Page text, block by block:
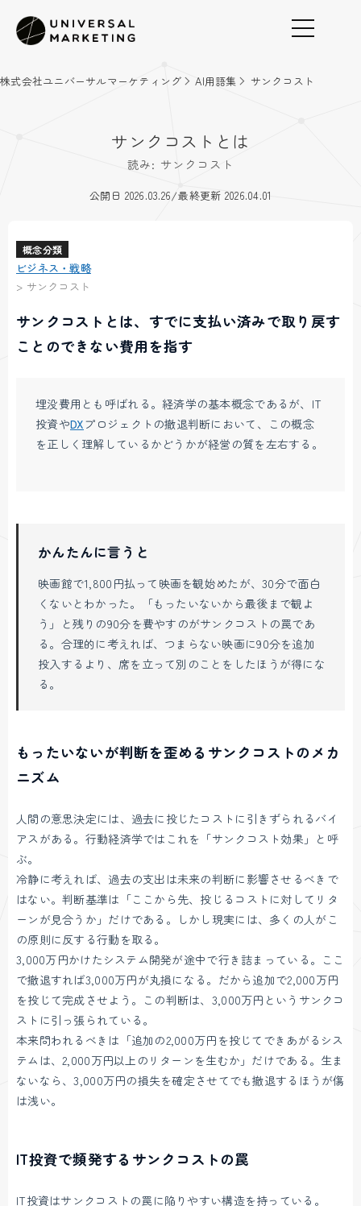
株式会社ユニバーサルマーケティング AI用語集 サンクコスト
サンクコストとは
読み: サンクコスト
公開日 2026.03.26/最終更新 2026.04.01
概念分類
ビジネス・戦略
> サンクコスト
サンクコストとは、すでに支払い済みで取り戻す
ことのできない費用を指す
埋没費用とも呼ばれる。経済学の基本概念であるが、IT
投資やDXプロジェクトの撤退判断において、この概念
を正しく理解しているかどうかが経営の質を左右する。
かんたんに言うと
映画館で1,800円払って映画を観始めたが、30分で面白
くないとわかった。「もったいないから最後まで観よ
う」と残りの90分を費やすのがサンクコストの罠であ
る。合理的に考えれば、つまらない映画に90分を追加
投入するより、席を立って別のことをしたほうが得にな
る。
もったいないが判断を歪めるサンクコストのメカ
ニズム
人間の意思決定には、過去に投じたコストに引きずられるバイ
アスがある。行動経済学ではこれを「サンクコスト効果」と呼
ぶ。
冷静に考えれば、過去の支出は未来の判断に影響させるべきで
はない。判断基準は「ここから先、投じるコストに対してリタ
ーンが見合うか」だけである。しかし現実には、多くの人がこ
の原則に反する行動を取る。
3,000万円かけたシステム開発が途中で行き詰まっている。ここ
で撤退すれば3,000万円が丸損になる。だから追加で2,000万円
を投じて完成させよう。この判断は、3,000万円というサンクコ
ストに引っ張られている。
本来問われるべきは「追加の2,000万円を投じてできあがるシス
テムは、2,000万円以上のリターンを生むか」だけである。生ま
ないなら、3,000万円の損失を確定させてでも撤退するほうが傷
は浅い。
IT投資で頻発するサンクコストの罠
IT投資はサンクコストの罠に陥りやすい構造を持っている。